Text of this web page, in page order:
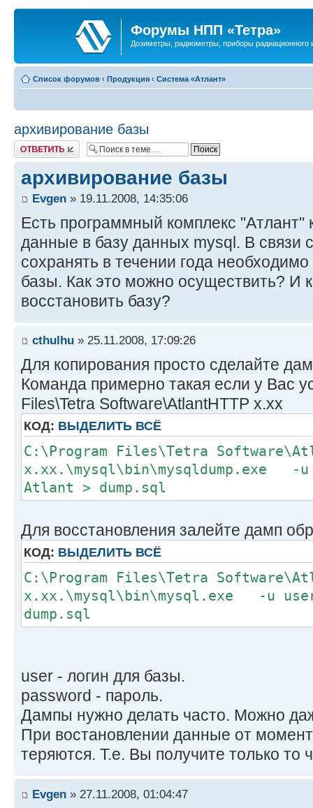
Форумы НПП «Тетра»
Дозиметры, радиометры, приборы радиационного
Список форумов ‹ Продукция ‹ Система «Атлант»
архивирование базы
Ответить
архивирование базы
Evgen » 19.11.2008, 14:35:06
Есть программный комплекс "Атлант"
данные в базу данных mysql. В связи
сохранять в течении года
базы. Как это можно осуществить? И
восстановить базу?
cthulhu » 25.11.2008, 17:09:26
Для копирования просто сделайте
Команда примерно такая если у Вас
Files\Tetra Software\AtlantHTTP x.xx
КОД: ВЫДЕЛИТЬ ВСЁ
C:\Program Files\Tetra
x.xx.\mysql\bin\mysqldump.exe -u
Atlant > dump.sql
Для восстановления залейте дамп
КОД: ВЫДЕЛИТЬ ВСЁ
C:\Program Files\Tetra
x.xx.\mysql\bin\mysql.exe -u
dump.sql
user - логин для базы.
password - пароль.
Дампы нужно делать часто. Можно
При востановлении данные от
теряются. Т.е. Вы получите только то
Evgen » 27.11.2008, 01:04:47